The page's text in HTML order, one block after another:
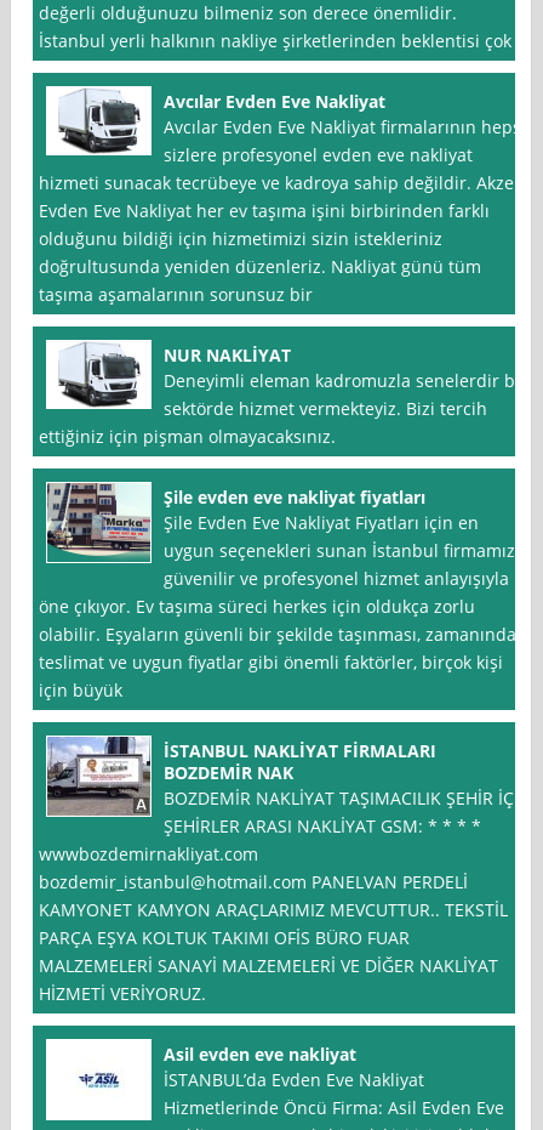
değerli olduğunuzu bilmeniz son derece önemlidir.
İstanbul yerli halkının nakliye şirketlerinden beklentisi çok
Avcılar Evden Eve Nakliyat
Avcılar Evden Eve Nakliyat firmalarının hepsi
sizlere profesyonel evden eve nakliyat
hizmeti sunacak tecrübeye ve kadroya sahip değildir. Akzel
Evden Eve Nakliyat her ev taşıma işini birbirinden farklı
olduğunu bildiği için hizmetimizi sizin istekleriniz
doğrultusunda yeniden düzenleriz. Nakliyat günü tüm
taşıma aşamalarının sorunsuz bir
NUR NAKLİYAT
Deneyimli eleman kadromuzla senelerdir bu
sektörde hizmet vermekteyiz. Bizi tercih
ettiğiniz için pişman olmayacaksınız.
Şile evden eve nakliyat fiyatları
Şile Evden Eve Nakliyat Fiyatları için en
uygun seçenekleri sunan İstanbul firmamız,
güvenilir ve profesyonel hizmet anlayışıyla
öne çıkıyor. Ev taşıma süreci herkes için oldukça zorlu
olabilir. Eşyaların güvenli bir şekilde taşınması, zamanında
teslimat ve uygun fiyatlar gibi önemli faktörler, birçok kişi
için büyük
İSTANBUL NAKLİYAT FİRMALARI
BOZDEMİR NAK
BOZDEMİR NAKLİYAT TAŞIMACILIK ŞEHİR İÇİ
ŞEHİRLER ARASI NAKLİYAT GSM: * * * *
wwwbozdemirnakliyat.com
bozdemir_istanbul@hotmail.com PANELVAN PERDELİ
KAMYONET KAMYON ARAÇLARIMIZ MEVCUTTUR.. TEKSTİL
PARÇA EŞYA KOLTUK TAKIMI OFİS BÜRO FUAR
MALZEMELERİ SANAYİ MALZEMELERİ VE DİĞER NAKLİYAT
HİZMETİ VERİYORUZ.
Asil evden eve nakliyat
İSTANBUL’da Evden Eve Nakliyat
Hizmetlerinde Öncü Firma: Asil Evden Eve